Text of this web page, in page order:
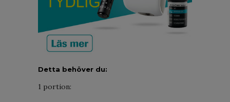
Detta behöver du:
1 portion: